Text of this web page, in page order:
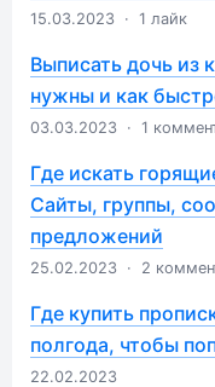
15.03.2023 · 1 лайк
Выписать дочь из
нужны и как
03.03.2023 · 1
Где искать
Сайты, группы,
предложений
25.02.2023 · 2
Где купить
полгода, чтобы
22.02.2023